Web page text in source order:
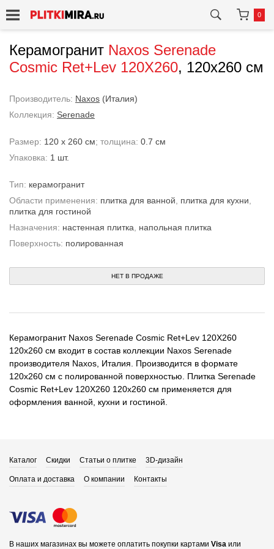
0
Керамогранит Naxos Serenade
Cosmic Ret+Lev 120X260, 120x260 см
Производитель: Naxos (Италия)
Коллекция: Serenade
Размер: 120 x 260 см; толщина: 0.7 см
Упаковка: 1 шт.
Тип: керамогранит
Области применения: плитка для ванной плитка для кухни
плитка для гостиной
Назначения: настенная плитка
напольная плитка
Поверхность: полированная
НЕТ В ПРОДАЖЕ
Керамогранит Naxos Serenade Cosmic Ret+Lev 120X260
120x260 см входит в состав коллекции Naxos Serenade
производителя Naxos, Италия. Производится в формате
120x260 см с полированной поверхностью. Плитка Serenade
Cosmic Ret+Lev 120X260 120x260 см применяется для
оформления ванной, кухни и гостиной.
Каталог Скидки Статьи о плитке 3D-дизайн
Оплата и доставка О компании Контакты
В наших магазинах вы можете оплатить покупки картами Visa или